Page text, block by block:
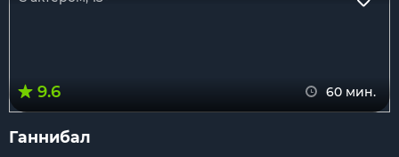
9.6 60 мин.
Ганнибал